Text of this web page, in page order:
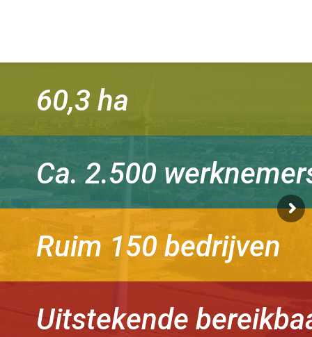
60,3 ha
Ca. 2.500
Ruim 150 bedrijven
Uitstekende